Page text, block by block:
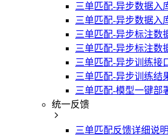
三单匹配-异步数据入
三单匹配-异步数据入
三单匹配-异步标注数
三单匹配-异步标注数
三单匹配-异步训练接
三单匹配-异步训练结
三单匹配-模型一键部
统一反馈
三单匹配反馈详细说明